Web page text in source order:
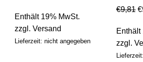
Enthält 19% MwSt.
zzgl. Versand
Lieferzeit: nicht angegeben
€9,81 €
Enthält
zzgl.